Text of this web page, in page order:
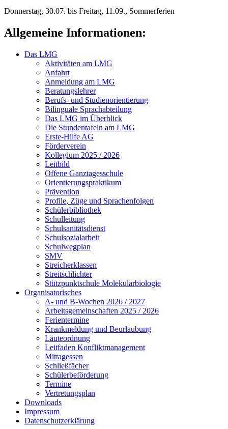
Donnerstag, 30.07. bis Freitag, 11.09., Sommerferien
Allgemeine Informationen:
Das LMG
Aktivitäten am LMG
Anfahrt
Anmeldung am LMG
Beratungslehrer
Berufs- und Studienorientierung
Bilinguale Sprachabteilung
Das LMG im Überblick
Die Stundentafeln am LMG
Erste-Hilfe AG
Förderverein
Kollegium 2025 / 2026
Leitbild
Offene Ganztagesschule
Orientierungspraktikum
Prävention
Profile, Züge und Sprachenfolgen
Schülerbibliothek
Schulleitung
Schulsanitätsdienst
Schulsozialarbeit
Schulwegplan
SMV
Streicherklassen
Streitschlichter
Stützpunktschule Molekularbiologie
Organisatorisches
A- und B-Wochen 2026 / 2027
Arbeitsgemeinschaften 2025 / 2026
Ferientermine
Krankmeldung und Beurlaubung
Läuteordnung
Leitfaden Konfliktmanagement
Mittagessen
Schließfächer
Schülerbeförderung
Termine
Vertretungsplan
Downloads
Impressum
Datenschutzerklärung